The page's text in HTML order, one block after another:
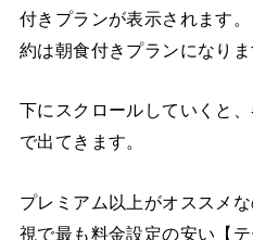
付きプランが表示されます
約は朝食付きプランになりま
下にスクロールしていくと
で出てきます。
プレミアム以上がオススメ
視で最も料金設定の安い【